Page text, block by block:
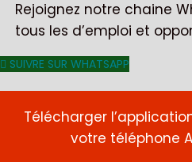
Rejoignez notre chaine
tous les d’emploi et
SUIVRE SUR WHATSAPP
Télécharger
votre téléphone